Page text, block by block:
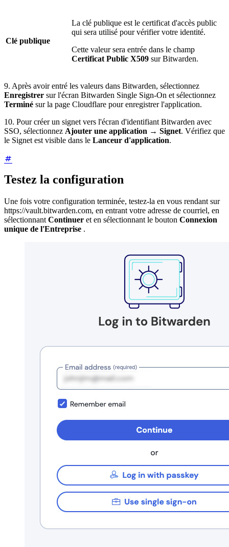
Clé publique
La clé publique est le certificat d'accès public
qui sera utilisé pour vérifier votre identité.
Cette valeur sera entrée dans le champ
Certificat Public X509 sur Bitwarden.
9. Après avoir entré les valeurs dans Bitwarden, sélectionnez
Enregistrer sur l'écran Bitwarden Single Sign-On et sélectionnez
Terminé sur la page Cloudflare pour enregistrer l'application.
10. Pour créer un signet vers l'écran d'identifiant Bitwarden avec
SSO, sélectionnez Ajouter une application → Signet. Vérifiez que
le Signet est visible dans le Lanceur d'application.
Testez la configuration
Une fois votre configuration terminée, testez-la en vous rendant sur
https://vault.bitwarden.com, en entrant votre adresse de courriel, en
sélectionnant Continuer et en sélectionnant le bouton Connexion
unique de l'Entreprise .